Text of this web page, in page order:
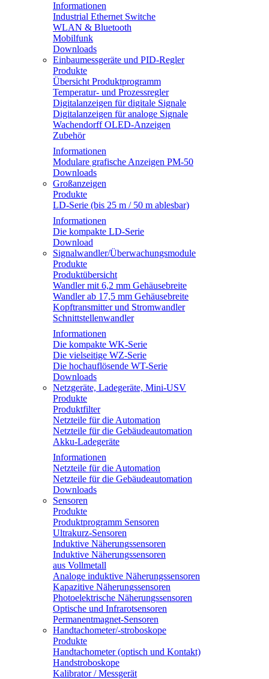
Informationen
Industrial Ethernet Switche
WLAN & Bluetooth
Mobilfunk
Downloads
Einbaumessgeräte und PID-Regler
Produkte
Übersicht Produktprogramm
Temperatur- und Prozessregler
Digitalanzeigen für digitale Signale
Digitalanzeigen für analoge Signale
Wachendorff OLED-Anzeigen
Zubehör
Informationen
Modulare grafische Anzeigen PM-50
Downloads
Großanzeigen
Produkte
LD-Serie (bis 25 m / 50 m ablesbar)
Informationen
Die kompakte LD-Serie
Download
Signalwandler/Überwachungsmodule
Produkte
Produktübersicht
Wandler mit 6,2 mm Gehäusebreite
Wandler ab 17,5 mm Gehäusebreite
Kopftransmitter und Stromwandler
Schnittstellenwandler
Informationen
Die kompakte WK-Serie
Die vielseitige WZ-Serie
Die hochauflösende WT-Serie
Downloads
Netzgeräte, Ladegeräte, Mini-USV
Produkte
Produktfilter
Netzteile für die Automation
Netzteile für die Gebäudeautomation
Akku-Ladegeräte
Informationen
Netzteile für die Automation
Netzteile für die Gebäudeautomation
Downloads
Sensoren
Produkte
Produktprogramm Sensoren
Ultrakurz-Sensoren
Induktive Näherungssensoren
Induktive Näherungssensoren
aus Vollmetall
Analoge induktive Näherungssensoren
Kapazitive Näherungssensoren
Photoelektrische Näherungssensoren
Optische und Infrarotsensoren
Permanentmagnet-Sensoren
Handtachometer/-stroboskope
Produkte
Handtachometer (optisch und Kontakt)
Handstroboskope
Kalibrator / Messgerät